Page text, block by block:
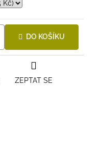
DO KOŠÍKU
ZEPTAT SE